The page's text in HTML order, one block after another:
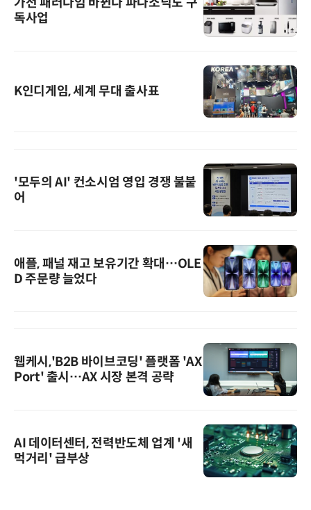
독사업
K인디게임, 세계 무대 출사표
'모두의 AI' 컨소시엄 영입 경쟁 불붙
어
애플, 패널 재고 보유기간 확대…OLE
D 주문량 늘었다
웹케시,'B2B 바이브코딩' 플랫폼 'AX
Port' 출시…AX 시장 본격 공략
AI 데이터센터, 전력반도체 업계 '새
먹거리' 급부상